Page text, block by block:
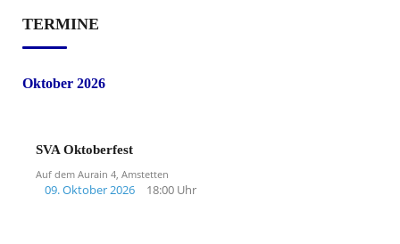
TERMINE
Oktober 2026
SVA Oktoberfest
Auf dem Aurain 4, Amstetten
09. Oktober 2026 18:00 Uhr